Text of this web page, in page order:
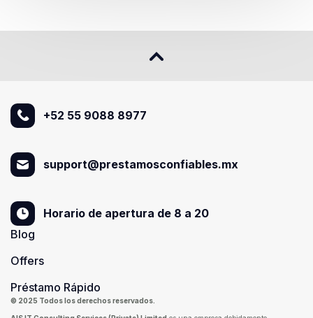
+52 55 9088 8977
support@prestamosconfiables.mx
Horario de apertura de 8 a 20
Blog
Offers
Préstamo Rápido
© 2025 Todos los derechos reservados.